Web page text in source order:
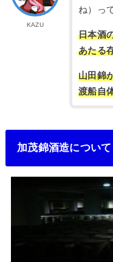
KAZU
ね）っ
日本酒
あたる
山田錦
渡船自
加茂錦酒造について